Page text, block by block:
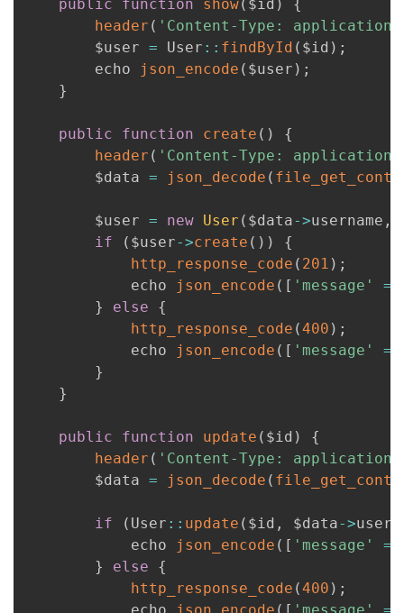
public
function show( $id )
{
header ( 'Content-Type:
        $user
= User : : findById ( $id ) ;
        echo
json_encode ( $user ) ;
}
public
function create ( )
{
header ( 'Content-Type:
        $data
= json_decode (
        $user
= new User ( $data->username ,
if
( $user->create ( ) )
{
http_response_code ( 201 ) ;
            echo
json_encode ( [ 'message'
=>
}
else
{
http_response_code (400 ) ;
            echo
json_encode ( [ 'message'
=>
}
}
public
function update ( $id )
{
header ( 'Content-Type:
        $data
= json_decode (
if
( User : : update ( $id , $data->
            echo
json_encode ( [ 'message'
=>
}
else
{
http_response_code (400 ) ;